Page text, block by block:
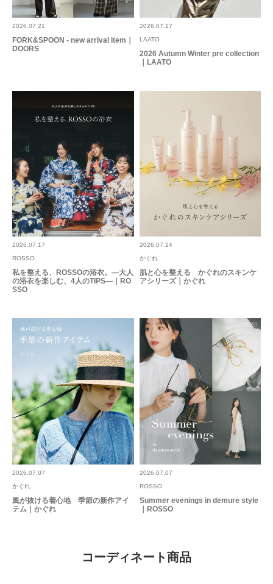
買うつもりはなく試着だけとおもったらびっくり。軽くて涼しくてタックが
ン履けます。158センチで踵が少し隠れるくらいですが靴によっては裾を折
らなくても全然大丈夫です。めちゃくちゃおすすめです。
続きを読む
とじる
2026.07.21
FORK&SPOON - new arrival item｜
DOORS
2026.07.17
LAATO
2026 Autumn Winter pre collection
｜LAATO
2026.07.17
ROSSO
私を整える、ROSSOの浴衣。―大人
の浴衣を楽しむ、4人のTIPS―｜RO
SSO
2026.07.14
かぐれ
肌と心を整える かぐれのスキンケ
アシリーズ｜かぐれ
2026.07.07
かぐれ
風が抜ける着心地 季節の新作アイ
テム｜かぐれ
2026.07.07
ROSSO
Summer evenings in demure style
｜ROSSO
コーディネート商品